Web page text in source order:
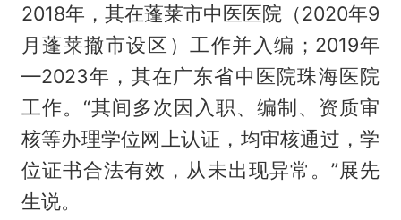
2018年，其在蓬莱市中医医院（2020年9
月蓬莱撤市设区）工作并入编；2019年
—2023年，其在广东省中医院珠海医院
工作。“其间多次因入职、编制、资质审
核等办理学位网上认证，均审核通过，学
位证书合法有效，从未出现异常。”展先
生说。